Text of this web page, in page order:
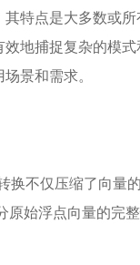
特点是大多数或
地捕捉复杂的模
景和需求。
换不仅压缩了向量
始浮点向量的完整